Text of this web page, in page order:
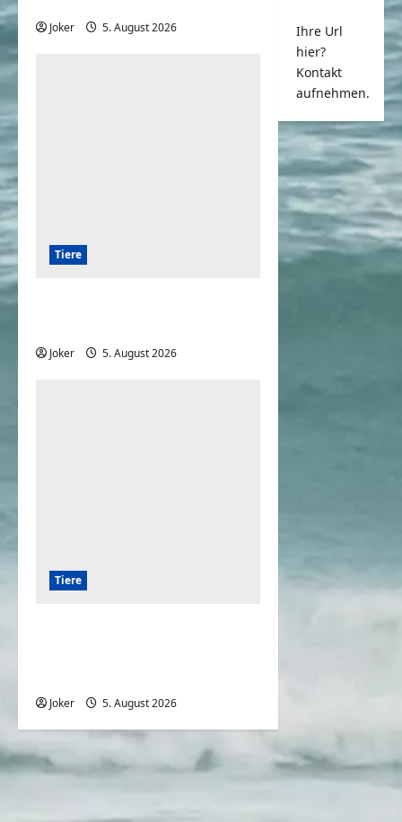
Joker 5. August 2026
Tiere
Joker 5. August 2026
Tiere
Joker 5. August 2026
Ihre Url
hier?
Kontakt
aufnehmen.